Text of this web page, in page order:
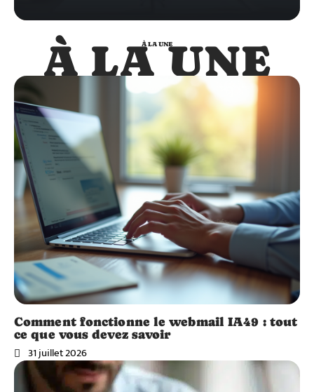
À LA UNE
À LA UNE
Comment fonctionne le webmail IA49 : tout
ce que vous devez savoir
31 juillet 2026